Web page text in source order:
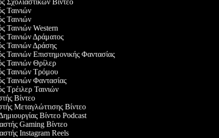
Σχολιαστικών Βίντεο
Ταινιών
Ταινιών
Ταινιών Western
Ταινιών Δράματος
Ταινιών Δράσης
Ταινιών Επιστημονικής Φαντασίας
Ταινιών Θρίλερ
Ταινιών Τρόμου
Ταινιών Φαντασίας
Τρέιλερ Ταινιών
Βίντεο
Μεταγλώττισης Βίντεο
Βίντεο Podcast
Gaming Βίντεο
Instagram Reels